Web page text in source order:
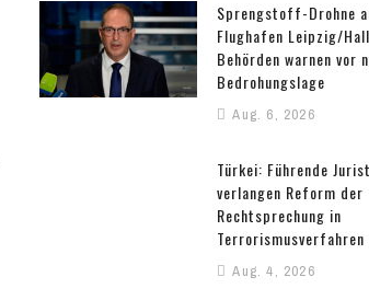
Sprengstoff-Drohne
Flughafen Leipzig/
Behörden warnen vor
Bedrohungslage
Aug. 6, 2026
Türkei: Führende
verlangen Reform der
Rechtsprechung in
Terrorismusverfahren
Aug. 4, 2026